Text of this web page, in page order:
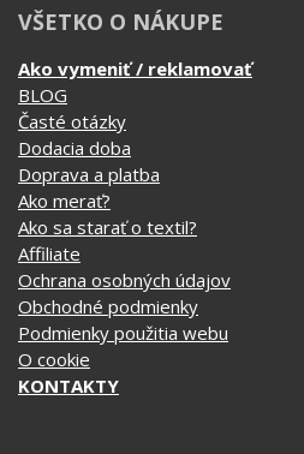
VŠETKO O NÁKUPE
Ako vymeniť / reklamovať
BLOG
Časté otázky
Dodacia doba
Doprava a platba
Ako merať?
Ako sa starať o textil?
Affiliate
Ochrana osobných údajov
Obchodné podmienky
Podmienky použitia webu
O cookie
KONTAKTY